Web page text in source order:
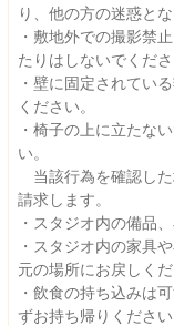
り、他の方の迷惑と
・敷地外での撮影禁
たりはしないでくださ
・壁に固定されてい
ください。
・椅子の上に立たな
い。
当該行為を確認し
請求します。
・スタジオ内の備品
・スタジオ内の家具
元の場所にお戻しくだ
・飲食の持ち込みは
ずお持ち帰りください